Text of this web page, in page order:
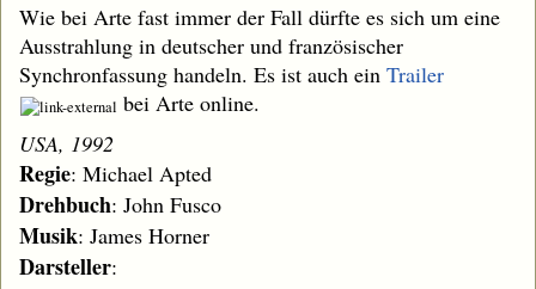
Wie bei Arte fast immer der Fall dürfte es sich um eine
Ausstrahlung in deutscher und französischer
Synchronfassung handeln. Es ist auch ein Trailer
bei Arte online.
USA, 1992
Regie: Michael Apted
Drehbuch: John Fusco
Musik: James Horner
Darsteller: